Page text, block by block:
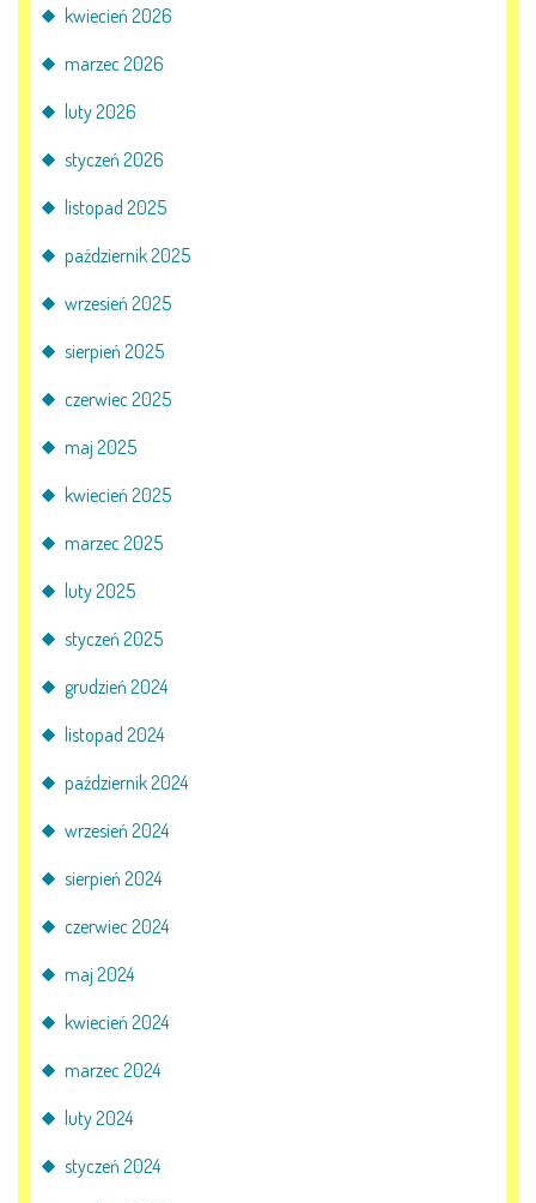
LOGOWANIE
REJESTRACJA KONTA
kwiecień 2026
marzec 2026
luty 2026
styczeń 2026
listopad 2025
październik 2025
wrzesień 2025
sierpień 2025
czerwiec 2025
maj 2025
kwiecień 2025
marzec 2025
luty 2025
styczeń 2025
grudzień 2024
listopad 2024
październik 2024
wrzesień 2024
sierpień 2024
czerwiec 2024
maj 2024
kwiecień 2024
marzec 2024
luty 2024
styczeń 2024